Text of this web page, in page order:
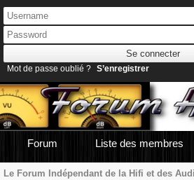
Mot de passe oublié ? S’enregistrer
Forum Liste des membres
Le Forum Indépendant de la Hifi et des